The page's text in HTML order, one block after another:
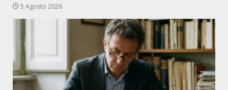
5 Agosto 2026